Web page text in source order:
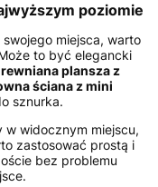
poziomie
miejsca, warto
to być elegancki
plansza z
ściana z mini
sznurka.
w widocznym miejscu,
zastosować prostą i
bez problemu